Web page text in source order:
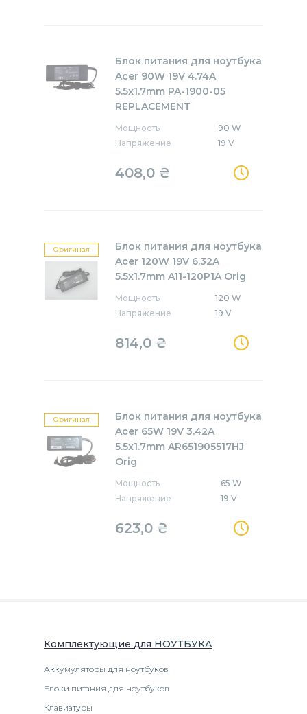
Блок питания для ноутбука
Acer 90W 19V 4.74A
5.5x1.7mm PA-1900-05
REPLACEMENT
Мощность
90 W
Напряжение
19 V
408,0 ₴
Оригинал
Блок питания для ноутбука
Acer 120W 19V 6.32A
5.5x1.7mm A11-120P1A Orig
Мощность
120 W
Напряжение
19 V
814,0 ₴
Оригинал
Блок питания для ноутбука
Acer 65W 19V 3.42A
5.5x1.7mm AR651905517HJ
Orig
Мощность
65 W
Напряжение
19 V
623,0 ₴
Комплектующие для НОУТБУКА
Аккумуляторы для ноутбуков
Блоки питания для ноутбуков
Клавиатуры